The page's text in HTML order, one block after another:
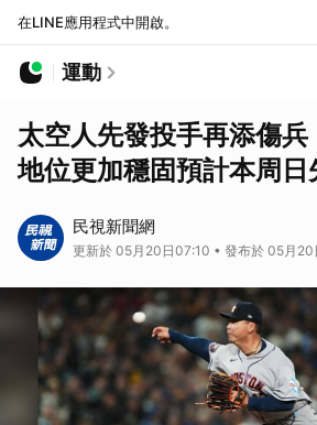
在LINE應用程式中開啟。
運動
太空人先發投手再添傷
地位更加穩固預計本周日
民視新聞網
更新於 05月20日07:10 • 發布於 05月